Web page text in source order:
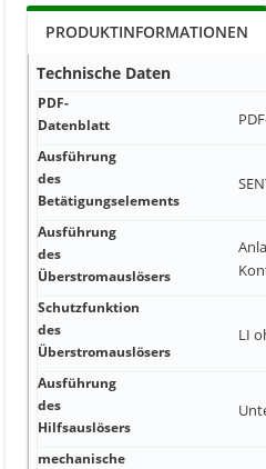
PRODUKTINFORMATIONEN
Technische Daten
PDF-
Datenblatt
Ausführung
des
Betätigungselements
Ausführung
des
Überstromauslösers
Schutzfunktion
des
Überstromauslösers
LI
Ausführung
des
Hilfsauslösers
mechanische